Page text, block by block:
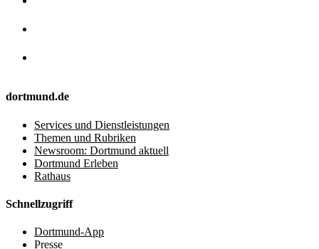
dortmund.de
Services und Dienstleistungen
Themen und Rubriken
Newsroom: Dortmund aktuell
Dortmund Erleben
Rathaus
Schnellzugriff
Dortmund-App
Presse